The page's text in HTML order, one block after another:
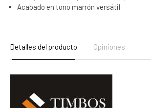
Acabado en tono marrón versátil
Detalles del producto Opiniones